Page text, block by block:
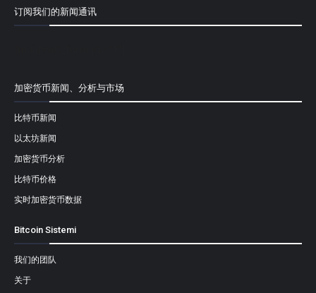
订阅我们的新闻通讯
加密货币新闻、分析与市场
比特币新闻
以太坊新闻
加密货币分析
比特币价格
实时加密货币数据
Bitcoin Sistemi
我们的团队
关于